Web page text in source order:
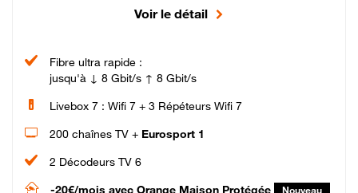
Voir le détail
Fibre ultra rapide :
jusqu'à ↓ 8 Gbit/s ↑ 8 Gbit/s
Livebox 7 : Wifi 7 + 3 Répéteurs Wifi 7
200 chaînes TV + Eurosport 1
2 Décodeurs TV 6
-20€/mois avec Orange Maison Protégée Nouveau